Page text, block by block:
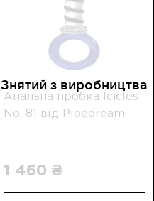
Анальна пробка Icicles
No. 81 від Pipedream
1 460 ₴
Знятий з виробництва